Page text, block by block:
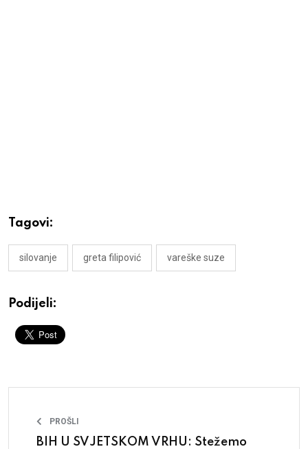
Tagovi:
silovanje greta filipović vareške suze
Podijeli:
PROŠLI
BIH U SVJETSKOM VRHU: Stežemo